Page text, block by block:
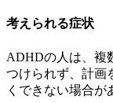
考えられる症状
ADHDの人は、 複
つけられず、計画
くできない場合が